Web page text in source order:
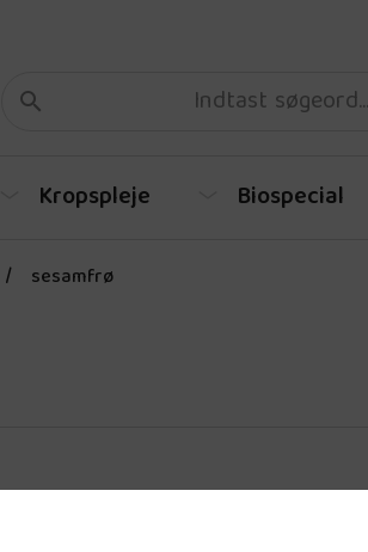
Kropspleje Biospecial
/ sesamfrø